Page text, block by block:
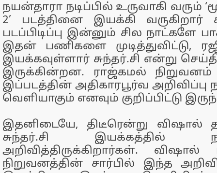
நயன்தாரா நடிப்பில் உருவாகி வரும்
2’ படத்தினை இயக்கி வருகிறார்
படப்பிடிப்பு இன்னும் சில நாட்களே
இதன் பணிகளை முடித்துவிட்டு,
இயக்கவுள்ளார் சுந்தர்.சி என்று
இருக்கின்றன. ராஜ்கமல் நிறுவனம்
இப்படத்தின் அதிகாரபூர்வ அறிவிப்பு
வெளியாகும் எனவும் குறிப்பிட்டு
இதனிடையே, திடீரென்று விஷால்
சுந்தர்.சி இயக்கத்தில்
அறிவித்திருக்கிறார்கள். விஷால்
நிறுவனத்தின் சார்பில் இந்த